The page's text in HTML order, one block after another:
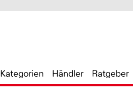
Kategorien Händler Ratgeber